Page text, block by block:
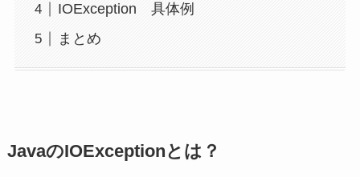
IOException 具体例
まとめ
Javaの IOExceptionとは？